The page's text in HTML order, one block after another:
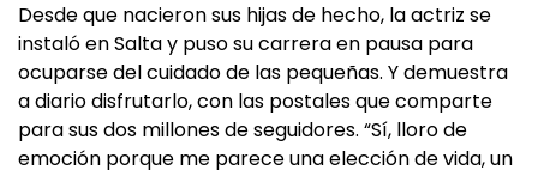
Desde que nacieron sus hijas de hecho, la actriz se
instaló en Salta y puso su carrera en pausa para
ocuparse del cuidado de las pequeñas. Y demuestra
a diario disfrutarlo, con las postales que comparte
para sus dos millones de seguidores. “Sí, lloro de
emoción porque me parece una elección de vida, un